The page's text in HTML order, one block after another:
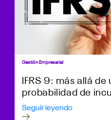
Gestión Empresarial
IFRS 9: más allá
probabilidad de
Seguir leyendo